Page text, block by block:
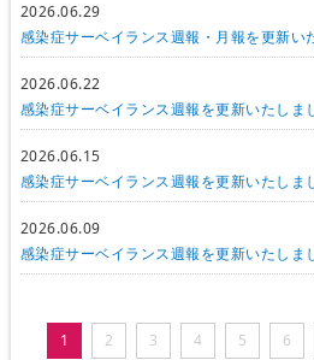
2026.06.29
感染症サーベイランス週報・月報を更新い
2026.06.22
感染症サーベイランス週報を更新いたしま
2026.06.15
感染症サーベイランス週報を更新いたしま
2026.06.09
感染症サーベイランス週報を更新いたしま
1 2 3 4 5 6